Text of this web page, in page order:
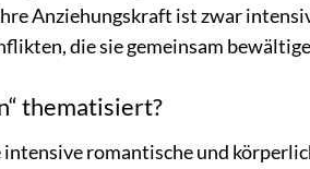
Anziehungskraft ist zwar
die sie gemeinsam
thematisiert?
romantische und